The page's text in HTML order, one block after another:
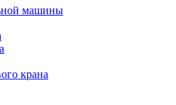
машины
крана